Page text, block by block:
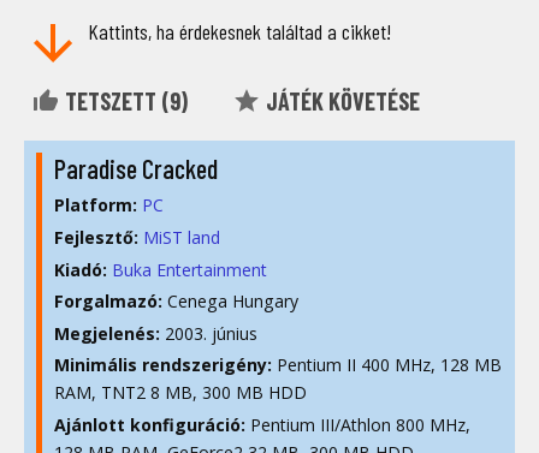
Kattints, ha érdekesnek találtad a cikket!
TETSZETT (9) JÁTÉK KÖVETÉSE
Paradise Cracked
Platform: PC
Fejlesztő: MiST land
Kiadó: Buka Entertainment
Forgalmazó: Cenega Hungary
Megjelenés: 2003. június
Minimális rendszerigény: Pentium II 400 MHz, 128 MB
RAM, TNT2 8 MB, 300 MB HDD
Ajánlott konfiguráció: Pentium III/Athlon 800 MHz,